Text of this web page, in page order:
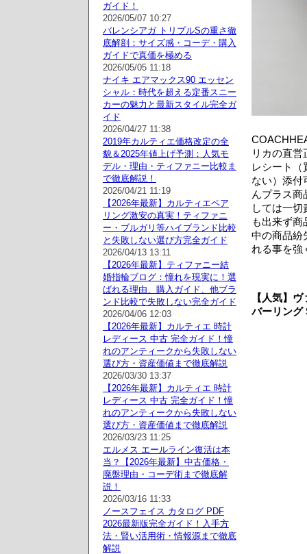
リカの直
レシート（
ない）添付
んプラス商
しては一
も出来ず商
中の商品紛
れる事を強
【人気】
バーリング
ガイド！
2026/05/07 10:27
バレンシアガ トリプルSの重さ徹
底解剖：サイズ感・コーデ・購入
ガイドで真価を極める
2026/05/05 11:18
ナイキ エアマックス90 エッセン
シャル：時代を超える定番スニー
カーの魅力と最新スタイル完全ガ
イド
2026/04/27 11:38
2019年カルティエ価格改定の全
貌＆2025年値上げ予測：人気モ
デル・理由・ティファニー比較ま
で徹底解説！
2026/04/21 11:19
【2026年最新】カルティエペア
リング激安の真実！ティファニ
ー・ブルガリ等ハイブランド比較
と失敗しない選び方完全ガイド
2026/04/13 13:11
【2026年最新】ティファニー結
婚指輪ブログ：憧れを現実に！選
ばれる理由、購入ガイド、他ブラ
ンド比較で失敗しない完全ガイド
2026/04/06 12:03
【2026年最新】カルティエ 時計
レディース 中古 完全ガイド！憧
れのアンティークから失敗しない
選び方・資産価値まで徹底解説
2026/03/30 13:37
【2026年最新】カルティエ 時計
レディース 中古 完全ガイド！憧
れのアンティークから失敗しない
選び方・資産価値まで徹底解説
2026/03/23 11:25
エルメス エールライン復活は本
当？【2026年最新】中古価格・
廃盤理由・コーデ術まで徹底解
説！
2026/03/16 11:33
ノースフェイス カタログ PDF
2026最新版完全ガイド！入手方
法・賢い活用術・情報源まで徹底
解説